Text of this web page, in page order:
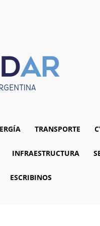
TRANSPORTE
INFRAESTRUCTURA
ESCRIBINOS